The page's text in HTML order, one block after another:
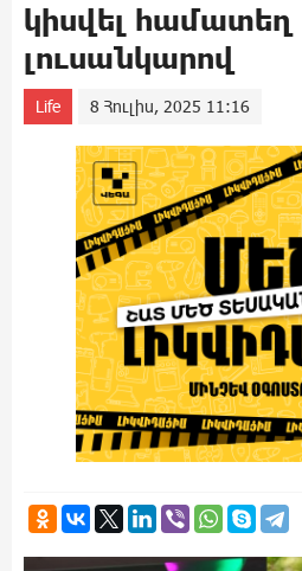
կիսվել համատեղ
լուսանկարով
Life 8 Հուլիս, 2025 11:16